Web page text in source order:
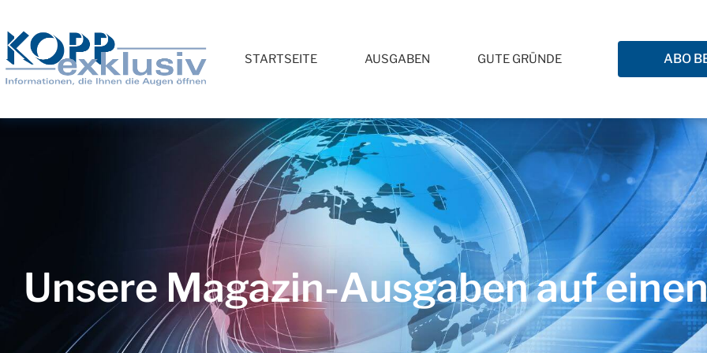
STARTSEITE AUSGABEN GUTE GRÜNDE ABO
Unsere Magazin-Ausgaben auf